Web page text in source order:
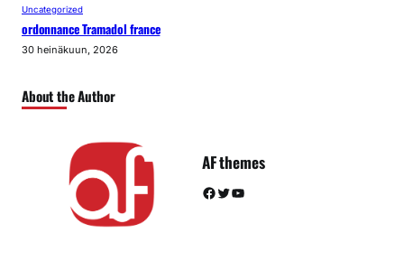
Uncategorized
ordonnance Tramadol france
30 heinäkuun, 2026
About the Author
AF themes
Facebook Twitter YouTube